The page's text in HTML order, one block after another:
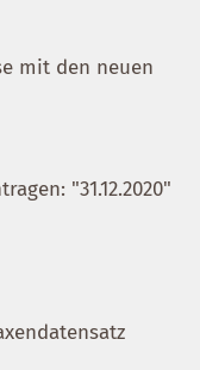
mit den neuen
"31.12.2020"